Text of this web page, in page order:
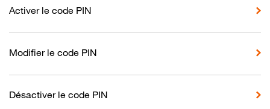
Activer le code PIN
Modifier le code PIN
Désactiver le code PIN